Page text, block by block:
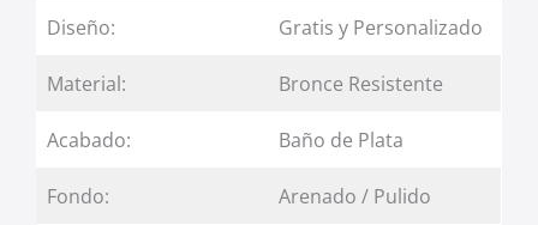
Diseño: Gratis y Personalizado
Material: Bronce Resistente
Acabado: Baño de Plata
Fondo: Arenado / Pulido